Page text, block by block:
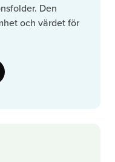
Den
och värdet för